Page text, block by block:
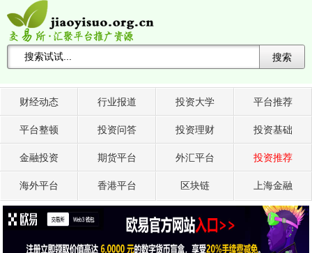
搜索
财经动态 行业报道 投资大学 平台推荐
平台整顿 投资问答 投资理财 投资基础
金融投资 期货平台 外汇平台 投资推荐
海外平台 香港平台 区块链 上海金融